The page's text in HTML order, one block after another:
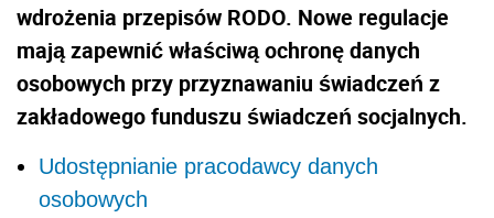
wdrożenia przepisów RODO. Nowe regulacje
mają zapewnić właściwą ochronę danych
osobowych przy przyznawaniu świadczeń z
zakładowego funduszu świadczeń socjalnych.
Udostępnianie pracodawcy danych
osobowych